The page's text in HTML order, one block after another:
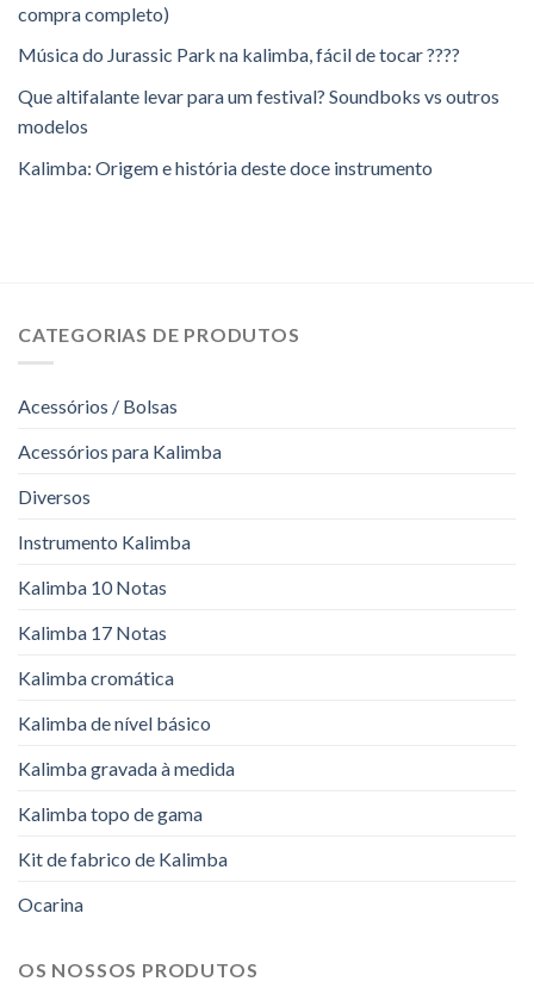
compra completo)
Música do Jurassic Park na kalimba, fácil de tocar ????
Que altifalante levar para um festival? Soundboks vs outros
modelos
Kalimba: Origem e história deste doce instrumento
CATEGORIAS DE PRODUTOS
Acessórios / Bolsas
Acessórios para Kalimba
Diversos
Instrumento Kalimba
Kalimba 10 Notas
Kalimba 17 Notas
Kalimba cromática
Kalimba de nível básico
Kalimba gravada à medida
Kalimba topo de gama
Kit de fabrico de Kalimba
Ocarina
OS NOSSOS PRODUTOS